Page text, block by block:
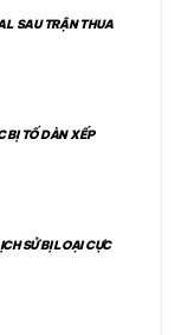
SAU TRẬN THUA
BỊ TỐ DÀN XẾP
SỬ BỊ LOẠI CỰC